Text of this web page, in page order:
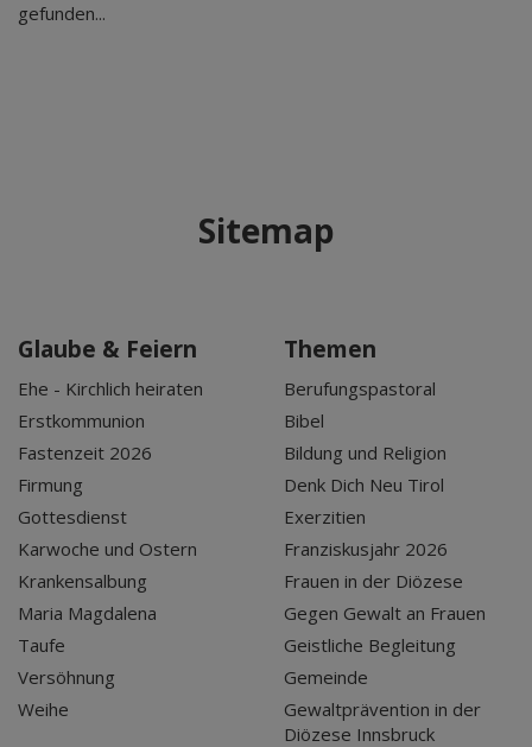
Apr 2027
Mai 2027
gefunden...
Sitemap
Glaube & Feiern
Ehe - Kirchlich heiraten
Erstkommunion
Fastenzeit 2026
Firmung
Gottesdienst
Karwoche und Ostern
Krankensalbung
Maria Magdalena
Taufe
Versöhnung
Weihe
Themen
Berufungspastoral
Bibel
Bildung und Religion
Denk Dich Neu Tirol
Exerzitien
Franziskusjahr 2026
Frauen in der Diözese
Gegen Gewalt an Frauen
Geistliche Begleitung
Gemeinde
Gewaltprävention in der
Diözese Innsbruck